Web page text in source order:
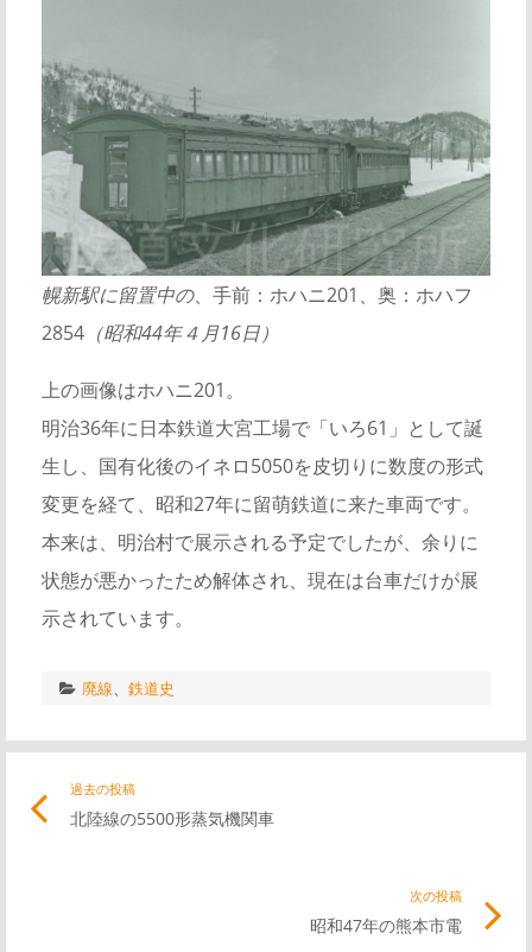
幌新駅に留置中の、手前：ホハニ201、奥：ホハフ
2854 （昭和44年４月16日）
上の画像はホハニ201。
明治36年に日本鉄道大宮工場で「いろ61」として誕
生し、国有化後のイネロ5050を皮切りに数度の形式
変更を経て、昭和27年に留萌鉄道に来た車両です。
本来は、明治村で展示される予定でしたが、余りに
状態が悪かったため解体され、現在は台車だけが展
示されています。
廃線、 鉄道史
過去の投稿
北陸線の5500形蒸気機関車
リ
次の投稿
昭和47年の熊本市電